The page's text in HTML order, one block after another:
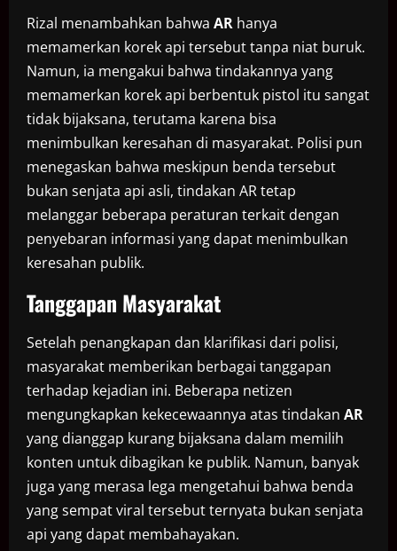
Rizal menambahkan bahwa AR hanya
memamerkan korek api tersebut tanpa niat buruk.
Namun, ia mengakui bahwa tindakannya yang
memamerkan korek api berbentuk pistol itu sangat
tidak bijaksana, terutama karena bisa
menimbulkan keresahan di masyarakat. Polisi pun
menegaskan bahwa meskipun benda tersebut
bukan senjata api asli, tindakan AR tetap
melanggar beberapa peraturan terkait dengan
penyebaran informasi yang dapat menimbulkan
keresahan publik.
Tanggapan Masyarakat
Setelah penangkapan dan klarifikasi dari polisi,
masyarakat memberikan berbagai tanggapan
terhadap kejadian ini. Beberapa netizen
mengungkapkan kekecewaannya atas tindakan AR
yang dianggap kurang bijaksana dalam memilih
konten untuk dibagikan ke publik. Namun, banyak
juga yang merasa lega mengetahui bahwa benda
yang sempat viral tersebut ternyata bukan senjata
api yang dapat membahayakan.